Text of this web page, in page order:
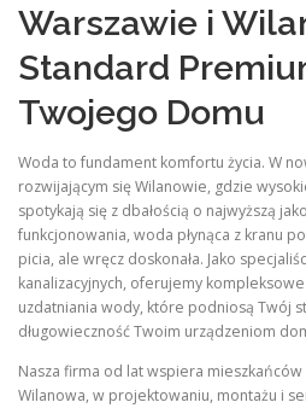
Warszawie i
Standard
Twojego Domu
Woda to fundament komfortu życia. W
rozwijającym się Wilanowie, gdzie
spotykają się z dbałością o najwyższą
funkcjonowania, woda płynąca z kranu
picia, ale wręcz doskonała. Jako
kanalizacyjnych, oferujemy
uzdatniania wody, które podniosą Twój
długowieczność Twoim urządzeniom
Nasza firma od lat wspiera mieszkańców
Wilanowa, w projektowaniu, montażu i